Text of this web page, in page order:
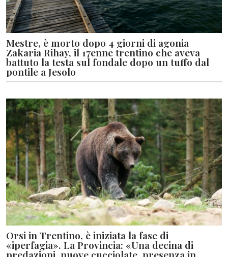
Mestre, è morto dopo 4 giorni di agonia
Zakaria Rihay, il 17enne trentino che aveva
battuto la testa sul fondale dopo un tuffo dal
pontile a Jesolo
Orsi in Trentino, è iniziata la fase di
«iperfagia». La Provincia: «Una decina di